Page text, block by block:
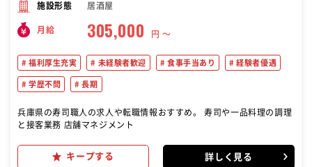
施設形態 居酒屋
月給 305,000 円 〜
福利厚生充実 未経験者歓迎 食事手当あり 経験者優遇
学歴不問 長期
兵庫県の寿司職人の求人や転職情報おすすめ。 寿司や一品料理の調理
と接客業務 店舗マネジメント
キープする 詳しく見る